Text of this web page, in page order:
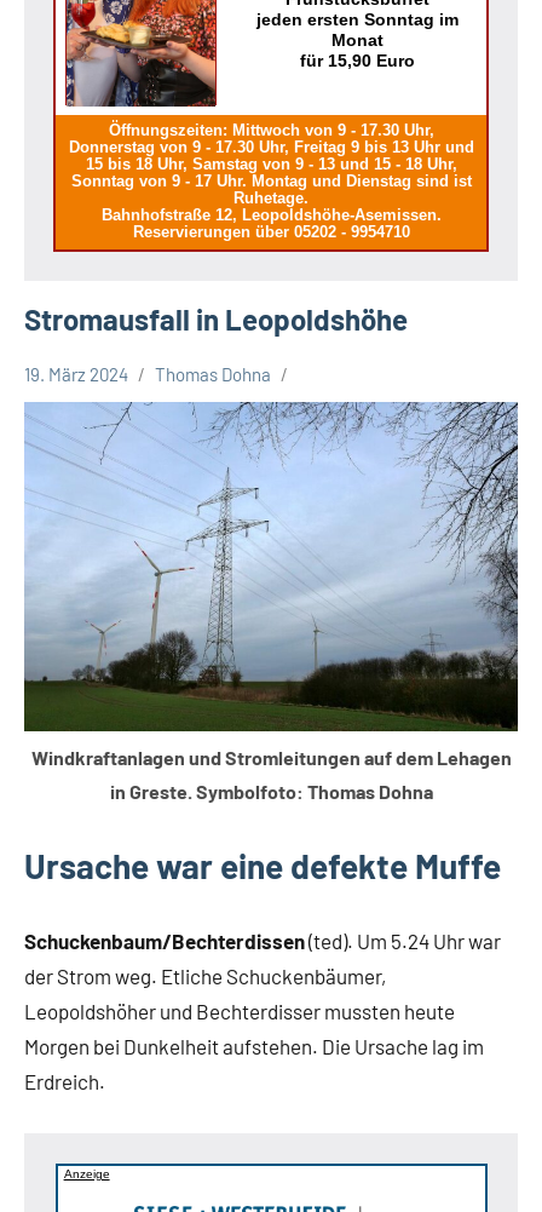
jeden ersten Sonntag im
Monat
für 15,90 Euro
Öffnungszeiten: Mittwoch von 9 - 17.30 Uhr,
Donnerstag von 9 - 17.30 Uhr, Freitag 9 bis 13 Uhr und
15 bis 18 Uhr, Samstag von 9 - 13 und 15 - 18 Uhr,
Sonntag von 9 - 17 Uhr. Montag und Dienstag sind ist
Ruhetage.
Bahnhofstraße 12, Leopoldshöhe-Asemissen.
Reservierungen über 05202 - 9954710
Stromausfall in Leopoldshöhe
Thema
19. März 2024 Thomas Dohna
Windkraftanlagen und Stromleitungen auf dem Lehagen
in Greste. Symbolfoto: Thomas Dohna
Ursache war eine defekte Muffe
Schuckenbaum/Bechterdissen(ted). Um 5.24 Uhr war
der Strom weg. Etliche Schuckenbäumer,
Leopoldshöher und Bechterdisser mussten heute
Morgen bei Dunkelheit aufstehen. Die Ursache lag im
Erdreich.
Anzeige